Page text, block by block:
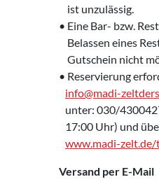
ist unzulässig.
• Eine Bar- bzw.
Belassen eines
Gutschein nicht
• Reservierung
info@madi-
unter: 030/
17:00 Uhr) und
www.madi-
Versand per E-Mail